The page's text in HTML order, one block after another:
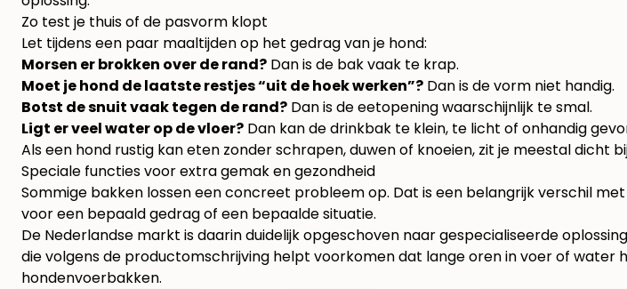
Zo test je thuis of de pasvorm klopt
Let tijdens een paar maaltijden op het gedrag van je hond:
Morsen er brokken over de rand? Dan is de bak vaak te krap.
Moet je hond de laatste restjes “uit de hoek werken”? Dan is de vorm niet handig.
Botst de snuit vaak tegen de rand? Dan is de eetopening waarschijnlijk te smal.
Ligt er veel water op de vloer? Dan kan de drinkbak te klein, te licht of onhandig
Als een hond rustig kan eten zonder schrapen, duwen of knoeien, zit je meestal dicht
Speciale functies voor extra gemak en gezondheid
Sommige bakken lossen een concreet probleem op. Dat is een belangrijk verschil
voor een bepaald gedrag of een bepaalde situatie.
De Nederlandse markt is daarin duidelijk opgeschoven naar gespecialiseerde
die volgens de productomschrijving helpt voorkomen dat lange oren in voer of water
hondenvoerbakken.